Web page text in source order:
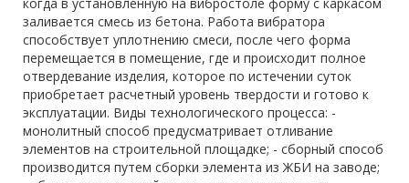
заливается смесь из бетона. Работа вибратора
способствует уплотнению смеси, после чего форма
перемещается в помещение, где и происходит полное
отвердевание изделия, которое по истечении суток
приобретает расчетный уровень твердости и готово к
эксплуатации. Виды технологического процесса: -
монолитный способ предусматривает отливание
элементов на строительной площадке; - сборный способ
производится путем сборки элемента из ЖБИ на заводе;